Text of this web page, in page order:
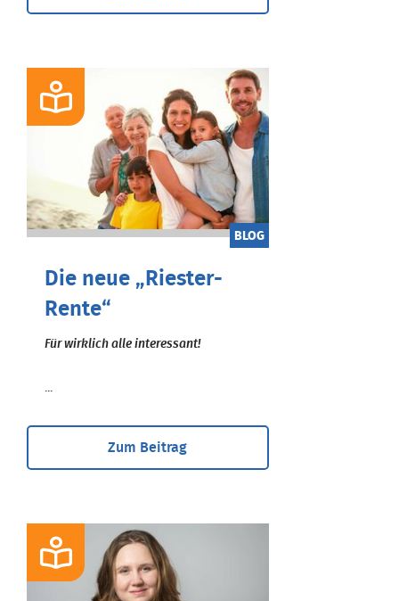
BLOG
Die neue „Riester-
Rente“
Für wirklich alle interessant!
Zum Beitrag